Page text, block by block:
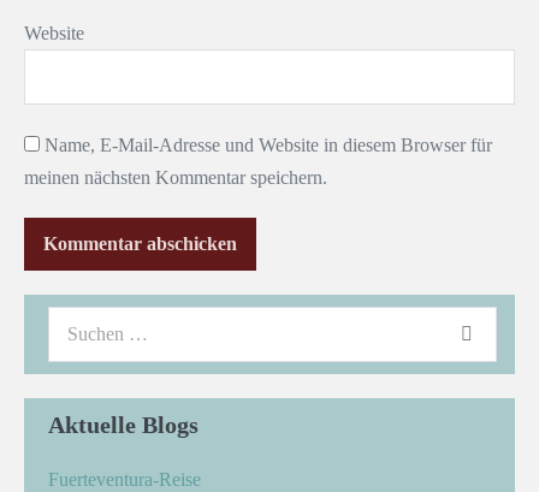
Website
Name, E-Mail-Adresse und Website in diesem Browser für
meinen nächsten Kommentar speichern.
Aktuelle Blogs
Fuerteventura-Reise